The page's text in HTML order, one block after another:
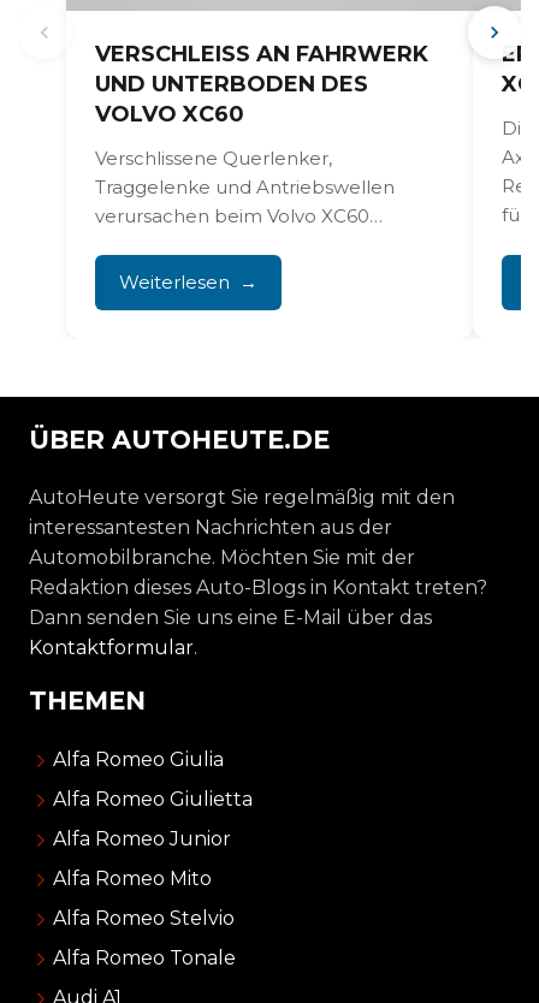
VERSCHLEISS AN FAHRWERK U
ND UNTERBODEN DES V
OLVO XC60
Verschlissene Querlenker,
Traggelenke und Antriebswellen
verursachen beim Volvo XC60
Schläge in der Lenkung. Diese
Probleme treten häufig...
Weiterlesen
Die
ÜBER AUTOHEUTE.DE
AutoHeute versorgt Sie regelmäßig mit den
interessantesten Nachrichten aus der
Automobilbranche. Möchten Sie mit der
Redaktion dieses Auto-Blogs in Kontakt treten?
Dann senden Sie uns eine E-Mail über das
Kontaktformular.
THEMEN
Alfa Romeo Giulia
Alfa Romeo Giulietta
Alfa Romeo Junior
Alfa Romeo Mito
Alfa Romeo Stelvio
Alfa Romeo Tonale
Audi A1